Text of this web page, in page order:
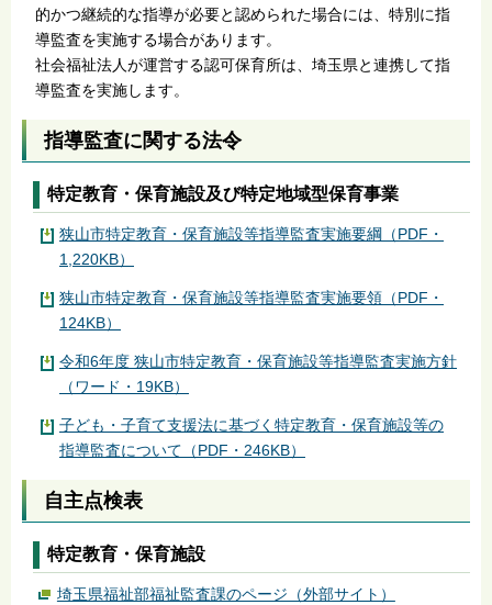
的かつ継続的な指導が必要と認められた場合には、特別に指
導監査を実施する場合があります。
社会福祉法人が運営する認可保育所は、埼玉県と連携して指
導監査を実施します。
指導監査に関する法令
特定教育・保育施設及び特定地域型保育事業
狭山市特定教育・保育施設等指導監査実施要綱（PDF・
1,220KB）
狭山市特定教育・保育施設等指導監査実施要領（PDF・
124KB）
令和6年度 狭山市特定教育・保育施設等指導監査実施方針
（ワード・19KB）
子ども・子育て支援法に基づく特定教育・保育施設等の
指導監査について（PDF・246KB）
自主点検表
特定教育・保育施設
埼玉県福祉部福祉監査課のページ（外部サイト）